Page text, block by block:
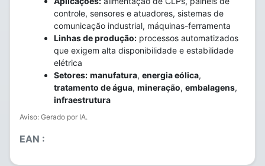
controle, sensores e atuadores, sistemas de
comunicação industrial, máquinas-ferramenta
Linhas de produção: processos automatizados
que exigem alta disponibilidade e estabilidade
elétrica
Setores: manufatura, energia eólica,
tratamento de água, mineração, embalagens,
infraestrutura
Aviso: Gerado por IA.
EAN :